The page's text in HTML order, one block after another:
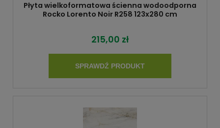
Płyta wielkoformatowa ścienna wodoodporna
Rocko Lorento Noir R258 123x280 cm
215,00 zł
SPRAWDŹ PRODUKT